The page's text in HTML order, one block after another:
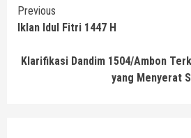
Continue
Reading
Previous
Iklan Idul Fitri 1447 H
Klarifikasi ​Dandim 1504/Ambon
yang Menyerat